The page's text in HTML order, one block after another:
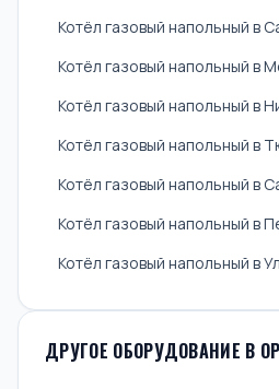
Котёл газовый напольный в
Котёл газовый напольный в
Котёл газовый напольный в
Котёл газовый напольный в
Котёл газовый напольный в
Котёл газовый напольный в
Котёл газовый напольный в
ДРУГОЕ ОБОРУДОВАНИЕ В